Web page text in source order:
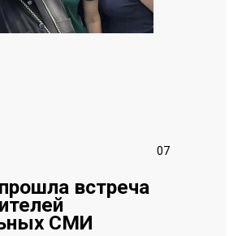
07
встреча
СМИ